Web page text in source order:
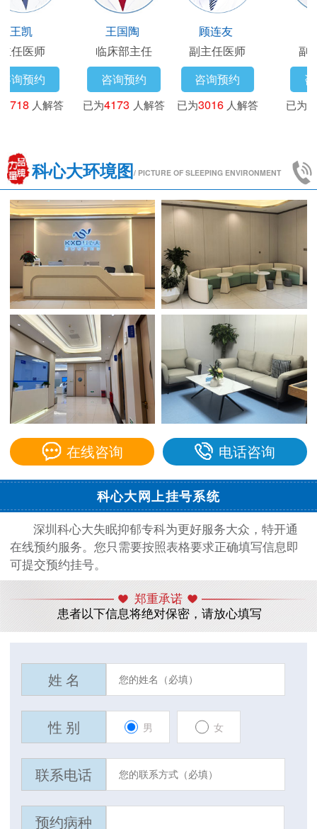
主任医师
咨询预约
已为3718 人解答
临床部主任
咨询预约
已为4173 人解答
副主任医师
咨询预约
已为3016 人解答
科心大环境图/ PICTURE OF SLEEPING ENVIRONMENT
在线咨询 电话咨询
科心大网上挂号系统
深圳科心大失眠抑郁专科为更好服务大众，特开通
在线预约服务。您只需要按照表格要求正确填写信息即
可提交预约挂号。
郑重承诺
患者以下信息将绝对保密，请放心填写
姓 名
性 别 男 女
联系电话
预约病种